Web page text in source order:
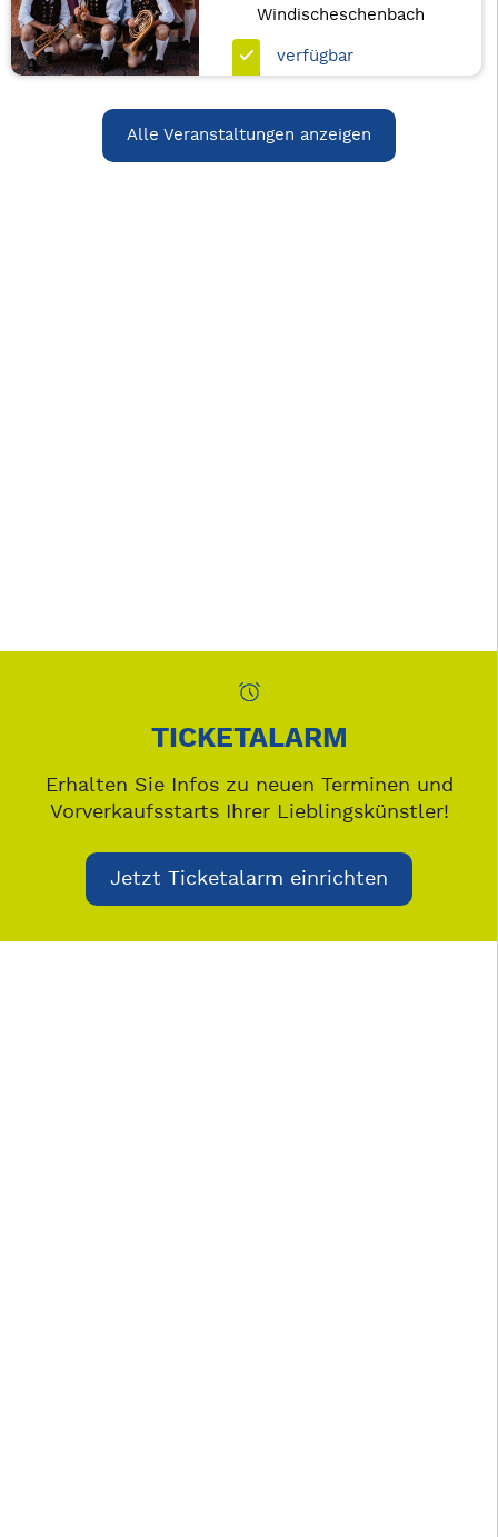
Windischeschenbach
verfügbar
Alle Veranstaltungen anzeigen
TICKETALARM
Erhalten Sie Infos zu neuen Terminen und
Vorverkaufsstarts Ihrer Lieblingskünstler!
Jetzt Ticketalarm einrichten